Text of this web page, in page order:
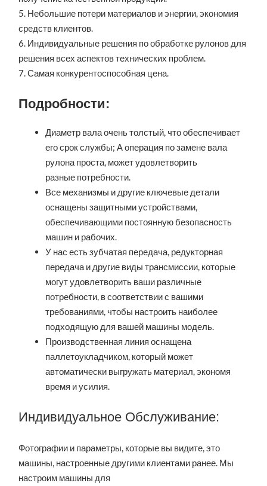
5. Небольшие потери материалов и энергии, экономия
средств клиентов.
6. Индивидуальные решения по обработке рулонов для
решения всех аспектов технических проблем.
7. Самая конкурентоспособная цена.
Подробности:
Диаметр вала очень толстый, что обеспечивает
его срок службы; А операция по замене вала
рулона проста, может удовлетворить
разные потребности.
Все механизмы и другие ключевые детали
оснащены защитными устройствами,
обеспечивающими постоянную безопасность
машин и рабочих.
У нас есть зубчатая передача, редукторная
передача и другие виды трансмиссии, которые
могут удовлетворить ваши различные
потребности, в соответствии с вашими
требованиями, чтобы настроить наиболее
подходящую для вашей машины модель.
Производственная линия оснащена
паллетоукладчиком, который может
автоматически выгружать материал, экономя
время и усилия.
Индивидуальное Обслуживание:
Фотографии и параметры, которые вы видите, это
машины, настроенные другими клиентами ранее. Мы
настроим машины для